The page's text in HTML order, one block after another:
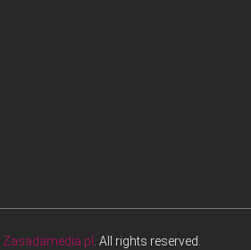
Zasadamedia.pl . All rights reserved.